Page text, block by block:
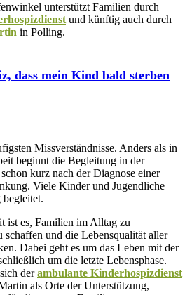
unterstützt Familien durch
und künftig auch durch
in Polling.
dass mein Kind bald sterben
Missverständnisse. Anders als in
beginnt die Begleitung in der
kurz nach der Diagnose einer
Viele Kinder und Jugendliche
begleitet.
ist es, Familien im Alltag zu
schaffen und die Lebensqualität aller
Dabei geht es um das Leben mit der
um die letzte Lebensphase.
derambulante Kinderhospizdienst
als Orte der Unterstützung,